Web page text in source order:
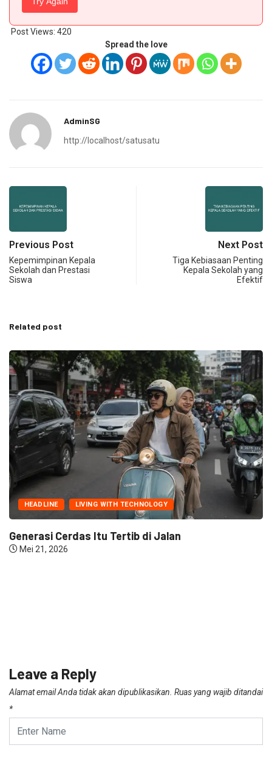
Post Views: 420
Spread the love
AdminSG
http://localhost/satusatu
Previous Post
Kepemimpinan Kepala
Sekolah dan Prestasi
Siswa
Next Post
Tiga Kebiasaan Penting
Kepala Sekolah yang
Efektif
Related post
HEADLINE LIVING WITH TECHNOLOGY
Generasi Cerdas Itu Tertib di Jalan
Mei 21, 2026
Leave a Reply
Alamat email Anda tidak akan dipublikasikan. Ruas yang wajib ditandai
*